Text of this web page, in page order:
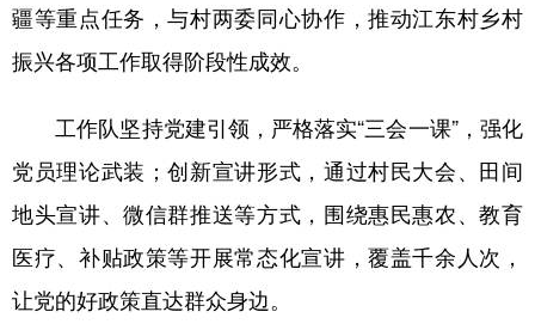
疆等重点任务，与村两委同心协作，推动江东村乡村
振兴各项工作取得阶段性成效。
工作队坚持党建引领，严格落实“三会一课”，强化
党员理论武装；创新宣讲形式，通过村民大会、田间
地头宣讲、微信群推送等方式，围绕惠民惠农、教育
医疗、补贴政策等开展常态化宣讲，覆盖千余人次，
让党的好政策直达群众身边。